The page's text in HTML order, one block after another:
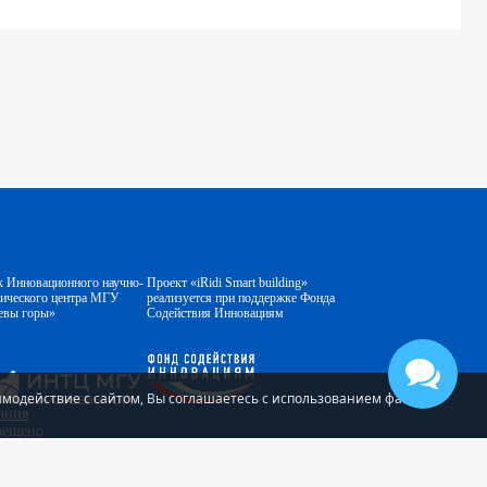
Инновационного научно-
центра МГУ
горы»
Проект «iRidi Smart building»
реализуется при поддержке Фонда
Содействия Инновациям
с сайтом, Вы соглашаетесь с использованием файлов